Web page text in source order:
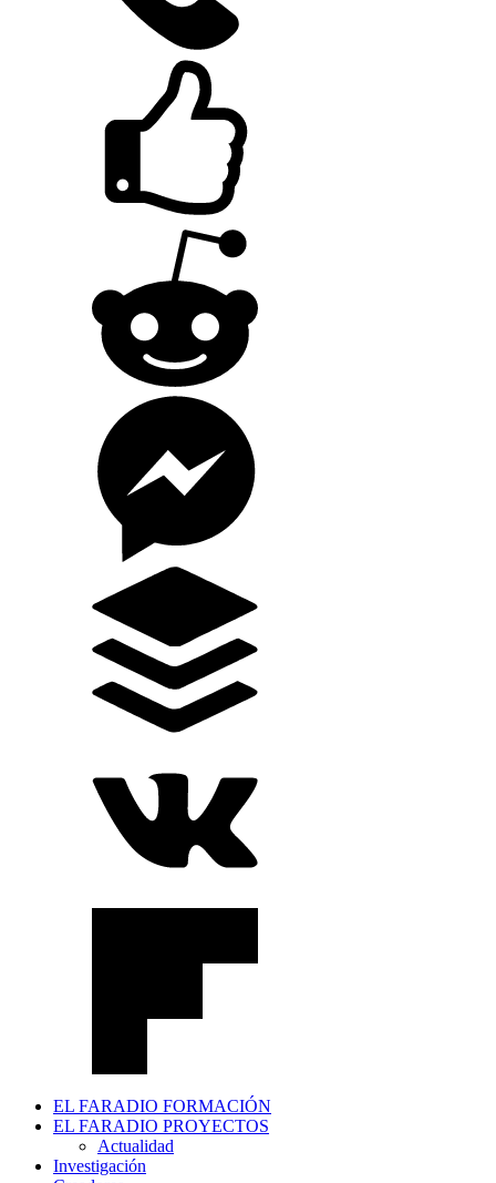
EL FARADIO FORMACIÓN
EL FARADIO PROYECTOS
Actualidad
Investigación